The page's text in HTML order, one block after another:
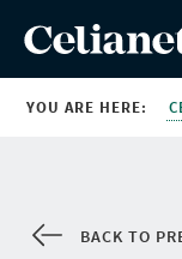
YOU ARE HERE:
BACK TO